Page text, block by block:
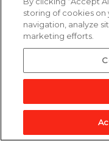
影票好禮即享券
3,857點
加入兌換清單
storing of cookies
navigation, analyze
marketing efforts.